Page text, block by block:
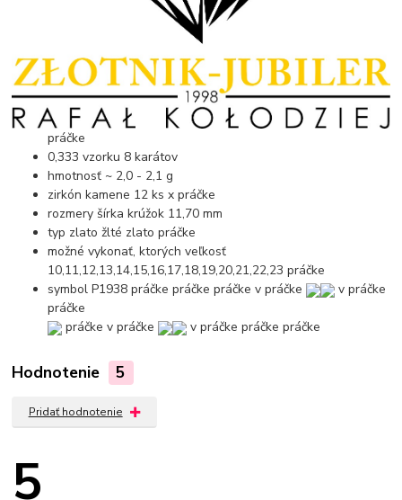
práčke
0,333 vzorku 8 karátov
hmotnosť ~ 2,0 - 2,1 g
zirkón kamene 12 ks xpráčke
rozmery šírka krúžok 11,70 mm
typ zlato žlté zlatopráčke
možné vykonať, ktorých veľkosť
10,11,12,13,14,15,16,17,18,19,20,21,22,23práčke
symbol P1938práčkepráčkepráčkev práčke
v práčke
práčke
práčkev práčke v práčkepráčkepráčke
Hodnotenie 5
Pridať hodnotenie
5